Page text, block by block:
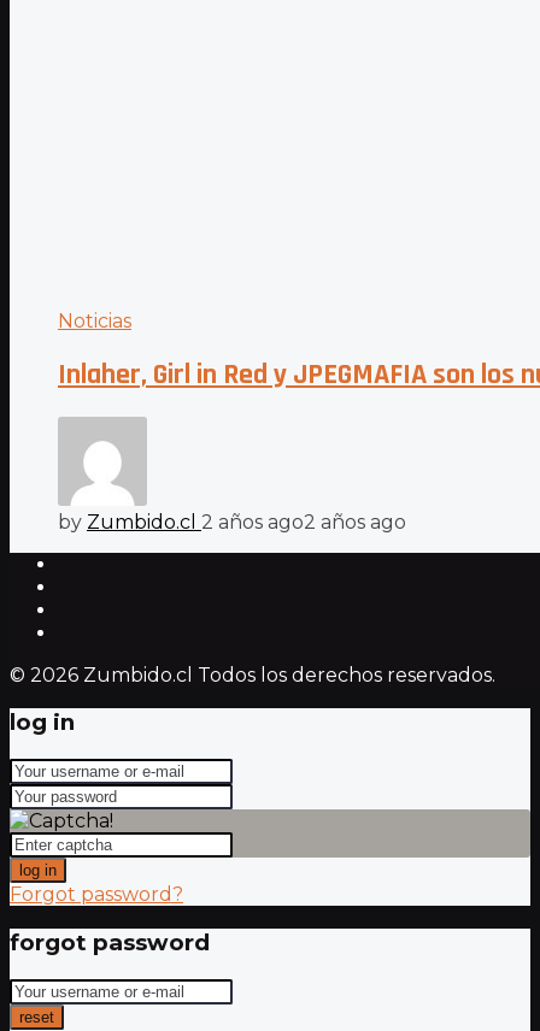
Noticias
Inlaher, Girl in Red y JPEGMAFIA son
by Zumbido.cl 2 años ago2 años ago
© 2026 Zumbido.cl Todos los derechos reservados.
log in
log in
Forgot password?
forgot password
reset